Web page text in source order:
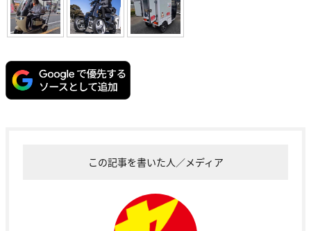
この記事を書いた人／メディア